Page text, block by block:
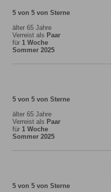
5 von 5 von Sterne
älter 65 Jahre
Verreist als Paar
für 1 Woche
Sommer 2025
5 von 5 von Sterne
älter 65 Jahre
Verreist als Paar
für 1 Woche
Sommer 2025
5 von 5 von Sterne